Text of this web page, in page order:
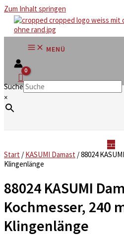
Zum Inhalt springen
MENÜ
Suche
×
Start / KASUMI Damast / 88024
Klingenlänge
88024 KASUMI
Kochmesser, 240
Klingenlänge